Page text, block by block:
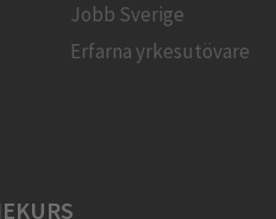
Jobb Sverige
Erfarna yrkesutövare